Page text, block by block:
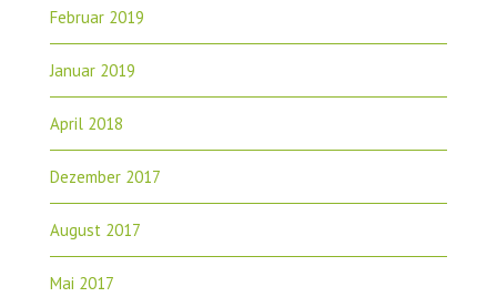
Februar 2019
Januar 2019
April 2018
Dezember 2017
August 2017
Mai 2017